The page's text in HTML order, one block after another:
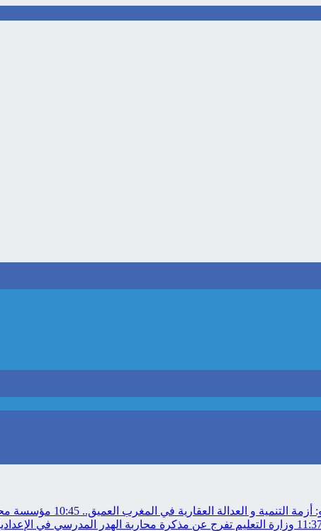
أزمة التنمية و العدالة العقارية في المغرب العميق.. 10:45 مؤسسة
وزارة التعليم تفرج عن مذكرة محاربة الهدر المدرسي في